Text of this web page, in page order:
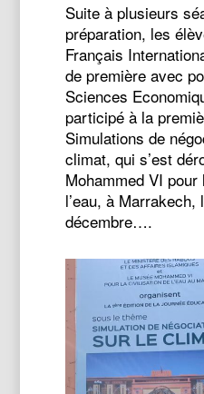
Suite à plusieurs
préparation, les
Français
de première avec
Sciences
participé à la
Simulations de
climat, qui s’est
Mohammed VI
l’eau, à Marrakech,
décembre….